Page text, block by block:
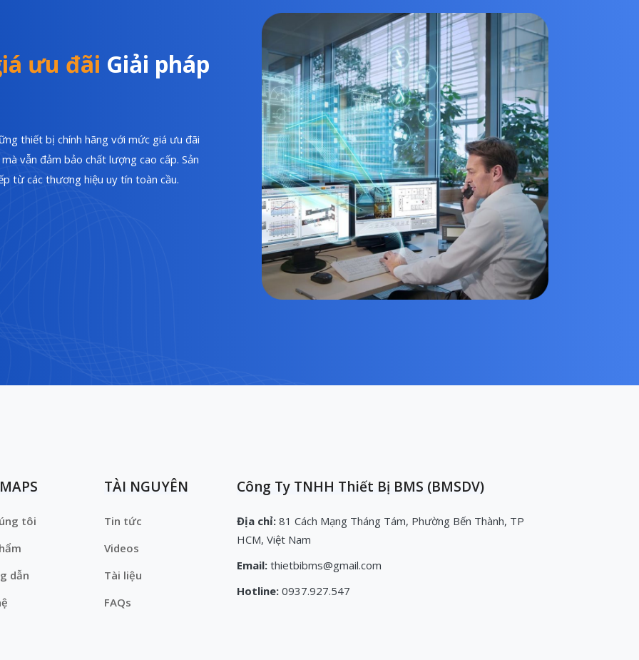
ưu đãi Giải pháp
thiết bị chính hãng với mức giá ưu đãi
vẫn đảm bảo chất lượng cao cấp. Sản
từ các thương hiệu uy tín toàn cầu.
tôi
dẫn
TÀI NGUYÊN
Tin tức
Videos
Tài liệu
FAQs
Công Ty TNHH Thiết Bị BMS (BMSDV)
Địa chỉ: 81 Cách Mạng Tháng Tám, Phường Bến Thành, TP
HCM, Việt Nam
Email: thietbibms@gmail.com
Hotline: 0937.927.547